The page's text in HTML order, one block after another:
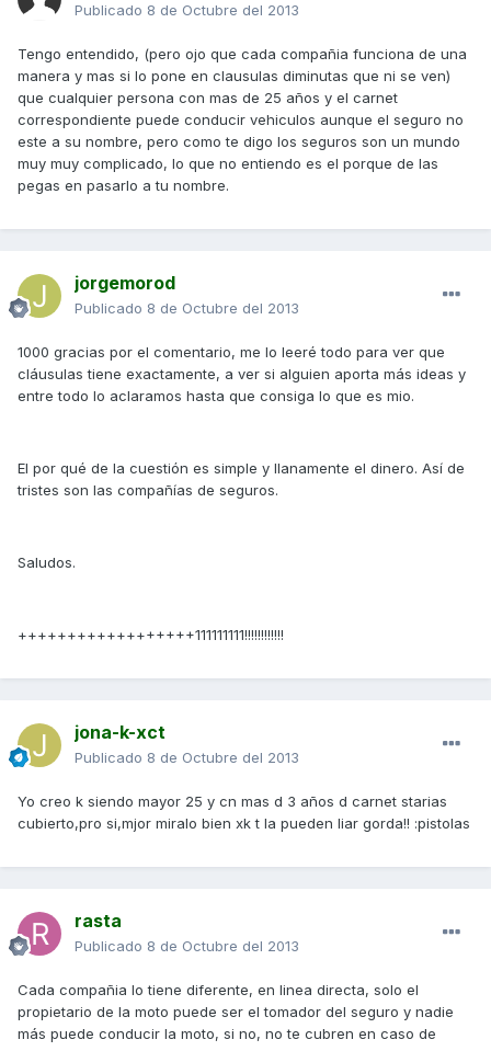
Publicado 8 de Octubre del 2013
Tengo entendido, (pero ojo que cada compañia funciona de una
manera y mas si lo pone en clausulas diminutas que ni se ven)
que cualquier persona con mas de 25 años y el carnet
correspondiente puede conducir vehiculos aunque el seguro no
este a su nombre, pero como te digo los seguros son un mundo
muy muy complicado, lo que no entiendo es el porque de las
pegas en pasarlo a tu nombre.
jorgemorod
Publicado 8 de Octubre del 2013
1000 gracias por el comentario, me lo leeré todo para ver que
cláusulas tiene exactamente, a ver si alguien aporta más ideas y
entre todo lo aclaramos hasta que consiga lo que es mio.
El por qué de la cuestión es simple y llanamente el dinero. Así de
tristes son las compañías de seguros.
Saludos.
++++++++++++++++++111111111!!!!!!!!!!!!
jona-k-xct
Publicado 8 de Octubre del 2013
Yo creo k siendo mayor 25 y cn mas d 3 años d carnet starias
cubierto,pro si,mjor miralo bien xk t la pueden liar gorda!! :pistolas
rasta
Publicado 8 de Octubre del 2013
Cada compañia lo tiene diferente, en linea directa, solo el
propietario de la moto puede ser el tomador del seguro y nadie
más puede conducir la moto, si no, no te cubren en caso de